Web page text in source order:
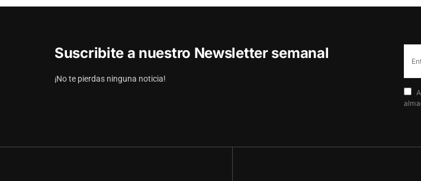
Suscribite a nuestro Newsletter semanal
¡No te pierdas ninguna noticia!